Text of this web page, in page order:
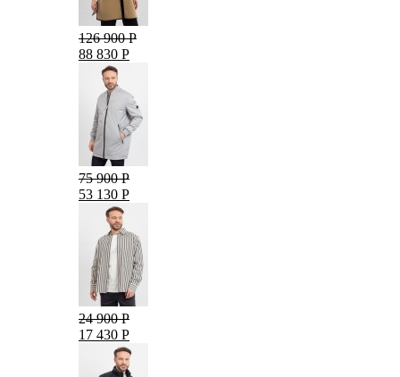
126 900 Р
88 830 Р
75 900 Р
53 130 Р
24 900 Р
17 430 Р